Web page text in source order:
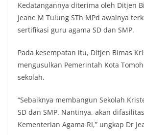
Kedatangannya diterima oleh Ditjen
Jeane M Tulung STh MPd awalnya
sertifikasi guru agama SD dan SMP.
Pada kesempatan itu, Ditjen Bimas
mengusulkan Pemerintah Kota
sekolah.
“Sebaiknya membangun Sekolah
SD dan SMP. Nantinya, akan
Kementerian Agama RI,” ungkap Dr